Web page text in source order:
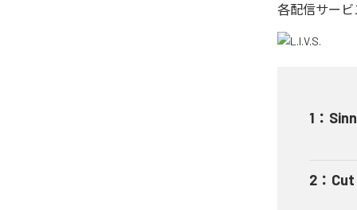
各配信サービ
1 ：
2 ：